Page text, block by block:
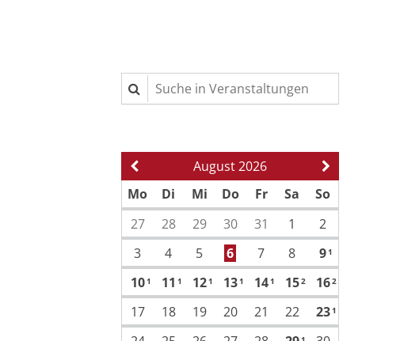
Suche in Veranstaltungen
Vorherige Seite
August 2026 Nächste
Mo Di Mi Do Fr Sa
So
27
28 29 30 31 1
2
3
4 5 6 7 8 91
101 11 1 121 131 141 152 162
17 18 19 20 21 22 231